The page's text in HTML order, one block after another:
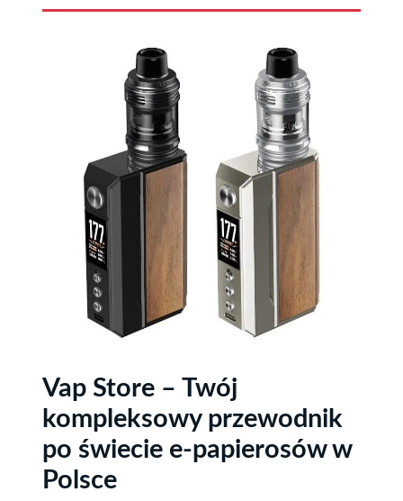
Vap Store – Twój
kompleksowy przewodnik
po świecie e-papierosów w
Polsce